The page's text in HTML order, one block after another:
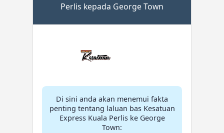
Perlis kepada George Town
Di sini anda akan menemui fakta
penting tentang laluan bas Kesatuan
Express Kuala Perlis ke George
Town: